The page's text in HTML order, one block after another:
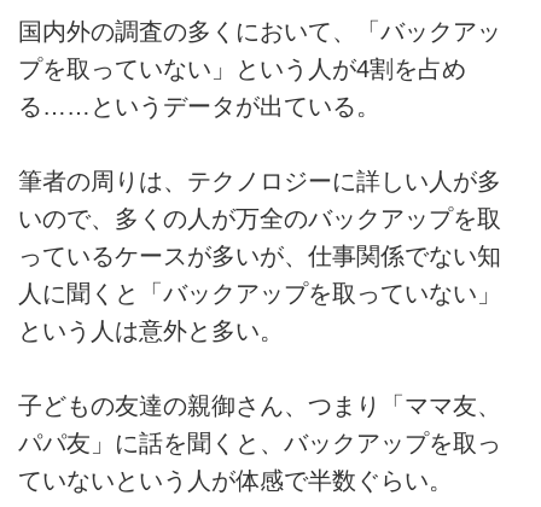
国内外の調査の多くにおいて、「バックアッ
プを取っていない」という人が4割を占め
る……というデータが出ている。
筆者の周りは、テクノロジーに詳しい人が多
いので、多くの人が万全のバックアップを取
っているケースが多いが、仕事関係でない知
人に聞くと「バックアップを取っていない」
という人は意外と多い。
子どもの友達の親御さん、つまり「ママ友、
パパ友」に話を聞くと、バックアップを取っ
ていないという人が体感で半数ぐらい。